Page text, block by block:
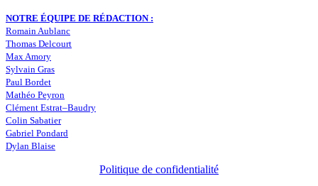
NOTRE ÉQUIPE DE RÉDACTION :
Romain Aublanc
Thomas Delcourt
Max Amory
Sylvain Gras
Paul Bordet
Mathéo Peyron
Clément Estrat–Baudry
Colin Sabatier
Gabriel Pondard
Dylan Blaise
Politique de confidentialité